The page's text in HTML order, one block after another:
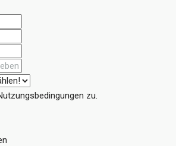
zu.